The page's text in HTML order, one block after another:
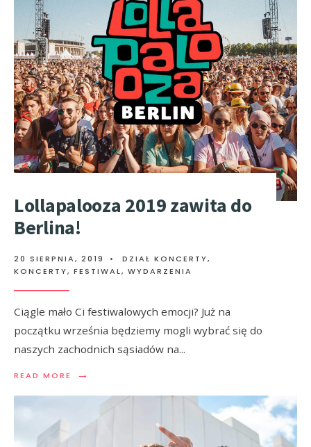
Lollapalooza 2019 zawita do
Berlina!
20 SIERPNIA, 2019 • DZIAŁ KONCERTY,
KONCERTY, FESTIWAL, WYDARZENIA
Ciągle mało Ci festiwalowych emocji? Już na
początku września będziemy mogli wybrać się do
naszych zachodnich sąsiadów na...
READ MORE →